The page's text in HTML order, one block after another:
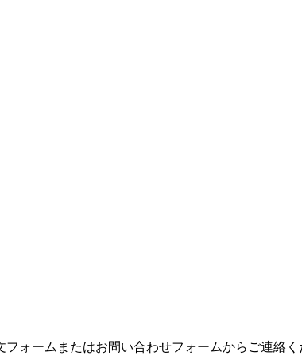
ォームまたはお問い合わせフォームからご連絡